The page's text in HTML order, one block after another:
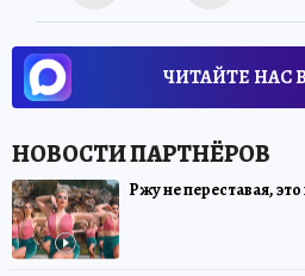
ЧИТАЙТЕ НАС
Ржу не переставая,